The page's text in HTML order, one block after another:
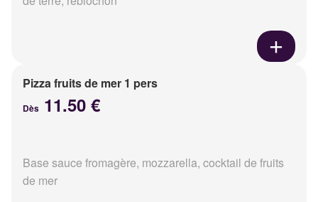
Pizza fruits de mer 1 pers
Dès 11.50 €
Base sauce fromagère, mozzarella, cocktail de fruits
de mer